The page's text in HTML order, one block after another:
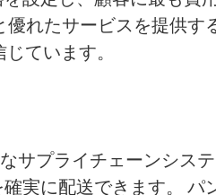
れたサービスを提供す
ています。
サプライチェーンシス
実に配送できます。 パ